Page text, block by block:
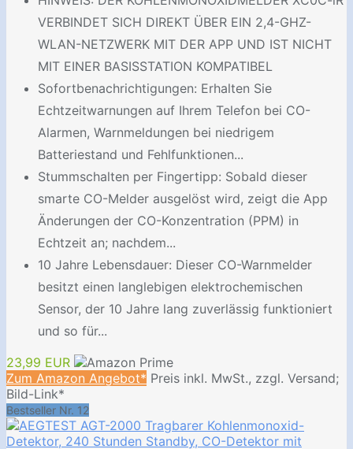
VERBINDET SICH DIREKT ÜBER EIN 2,4-GHZ-
WLAN-NETZWERK MIT DER APP UND IST NICHT
MIT EINER BASISSTATION KOMPATIBEL
Sofortbenachrichtigungen: Erhalten Sie
Echtzeitwarnungen auf Ihrem Telefon bei CO-
Alarmen, Warnmeldungen bei niedrigem
Batteriestand und Fehlfunktionen...
Stummschalten per Fingertipp: Sobald dieser
smarte CO-Melder ausgelöst wird, zeigt die App
Änderungen der CO-Konzentration (PPM) in
Echtzeit an; nachdem...
10 Jahre Lebensdauer: Dieser CO-Warnmelder
besitzt einen langlebigen elektrochemischen
Sensor, der 10 Jahre lang zuverlässig funktioniert
und so für...
23,99 EUR
Zum Amazon Angebot* Preis inkl. MwSt., zzgl. Versand;
Bild-Link*
Bestseller Nr. 12